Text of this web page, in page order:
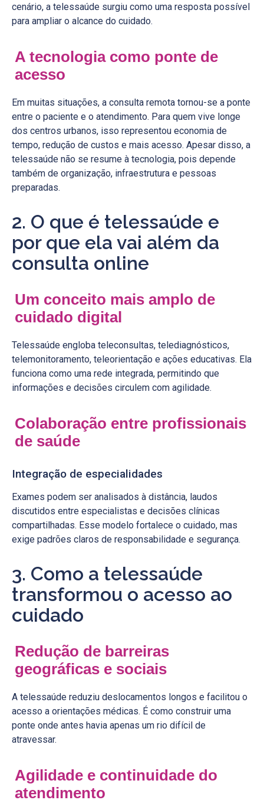
cenário, a telessaúde surgiu como uma resposta possível
para ampliar o alcance do cuidado.
A tecnologia como ponte de
acesso
Em muitas situações, a consulta remota tornou-se a ponte
entre o paciente e o atendimento. Para quem vive longe
dos centros urbanos, isso representou economia de
tempo, redução de custos e mais acesso. Apesar disso, a
telessaúde não se resume à tecnologia, pois depende
também de organização, infraestrutura e pessoas
preparadas.
2. O que é telessaúde e
por que ela vai além da
consulta online
Um conceito mais amplo de
cuidado digital
Telessaúde engloba teleconsultas, telediagnósticos,
telemonitoramento, teleorientação e ações educativas. Ela
funciona como uma rede integrada, permitindo que
informações e decisões circulem com agilidade.
Colaboração entre profissionais
de saúde
Integração de especialidades
Exames podem ser analisados à distância, laudos
discutidos entre especialistas e decisões clínicas
compartilhadas. Esse modelo fortalece o cuidado, mas
exige padrões claros de responsabilidade e segurança.
3. Como a telessaúde
transformou o acesso ao
cuidado
Redução de barreiras
geográficas e sociais
A telessaúde reduziu deslocamentos longos e facilitou o
acesso a orientações médicas. É como construir uma
ponte onde antes havia apenas um rio difícil de
atravessar.
Agilidade e continuidade do
atendimento